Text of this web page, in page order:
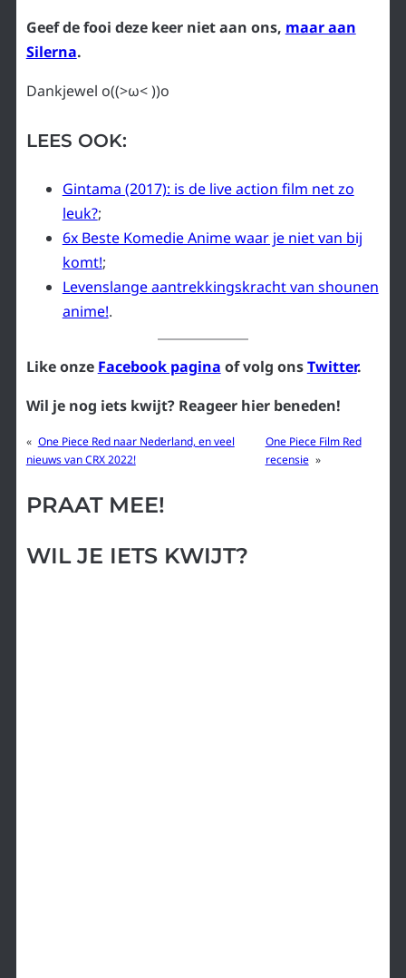
Geef de fooi deze keer niet aan ons, maar aan
Silerna.
Dankjewel o((>ω< ))o
LEES OOK:
Gintama (2017): is de live action film net zo
leuk?;
6x Beste Komedie Anime waar je niet van bij
komt!;
Levenslange aantrekkingskracht van shounen
anime!.
Like onze Facebook pagina of volg onsTwitter.
Wil je nog iets kwijt? Reageer hier beneden!
« One Piece Red naar Nederland, en veel
nieuws van CRX 2022!
One Piece Film Red
recensie »
PRAAT MEE!
WIL JE IETS KWIJT?